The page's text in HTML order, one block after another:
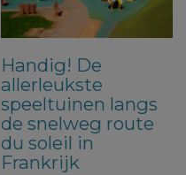
Handig! De
allerleukste
speeltuinen langs
de snelweg route
du soleil in
Frankrijk